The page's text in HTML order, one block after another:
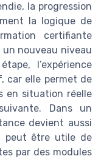
la progression
la logique de
certifiante
nouveau niveau
l’expérience
car elle permet de
en situation réelle
Dans un
devient aussi
peut être utile de
par des modules